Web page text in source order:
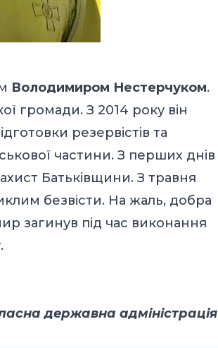
Володимиром Нестерчуком.
громади. З 2014 року він
резервістів та
частини. З перших днів
Батьківщини. З травня
безвісти. На жаль, добра
загинув під час виконання
державна адміністрація